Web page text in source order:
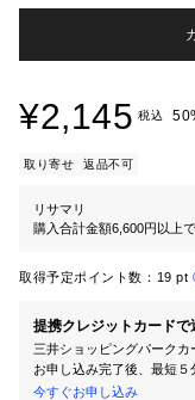
¥2,145 税込
取り寄せ 返品不可
リサマリ
購入合計金額6,600円以上
取得予定ポイント数： 19 pt
提携クレジットカードで
三井ショッピングパークカ
お申し込み完了後、最短５
今すぐお申し込み